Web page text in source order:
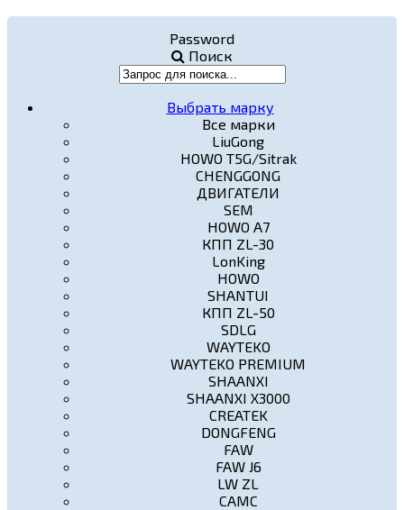
Password
Поиск
Выбрать марку
Все марки
LiuGong
HOWO T5G/Sitrak
CHENGGONG
ДВИГАТЕЛИ
SEM
HOWO A7
КПП ZL-30
LonKing
HOWO
SHANTUI
КПП ZL-50
SDLG
WAYTEKO
WAYTEKO PREMIUM
SHAANXI
SHAANXI X3000
CREATEK
DONGFENG
FAW
FAW J6
LW ZL
CAMC